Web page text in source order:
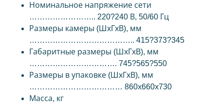
Номинальное напряжение сети
…………………….. 220?240 В, 50/60 Гц
Размеры камеры (ШхГхВ), мм
………………………………….. 415?373?345
Габаритные размеры (ШхГхВ), мм
……………………………. 745?565?550
Размеры в упаковке (ШхГхВ), мм
……………………………… 860х660х730
Масса, кг